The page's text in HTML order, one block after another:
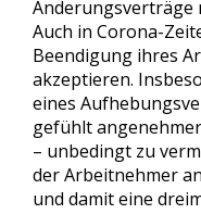
Auch in Corona-
Beendigung ihres
akzeptieren.
eines
gefühlt
– unbedingt zu
der Arbeitnehmer
und damit eine